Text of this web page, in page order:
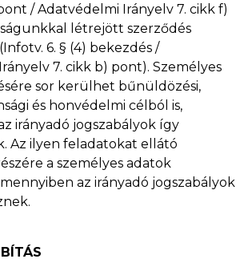
/ Adatvédelmi Irányelv 7. cikk f)
létrejött szerződés
6. § (4) bekezdés /
7. cikk b) pont). Személyes
sor kerülhet bűnüldözési,
és honvédelmi célból is,
irányadó jogszabályok így
Az ilyen feladatokat ellátó
a személyes adatok
az irányadó jogszabályok